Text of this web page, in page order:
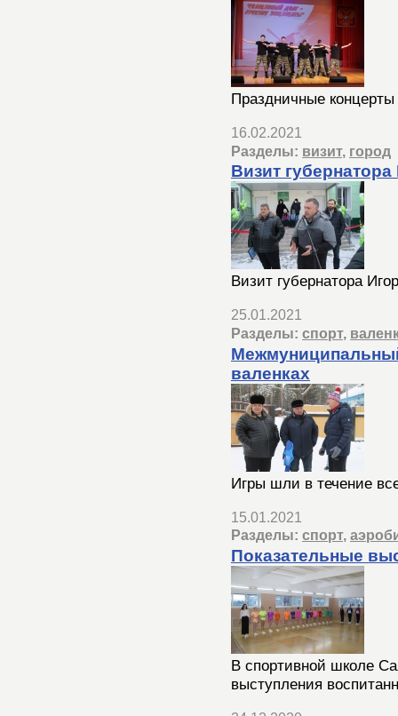
Праздничные концерты
16.02.2021
Разделы: визит, город
Визит
Визит губернатора
25.01.2021
Разделы: спорт,
валенках
Игры шли в течение
15.01.2021
Разделы: спорт,
Показательные
В спортивной школе
выступления